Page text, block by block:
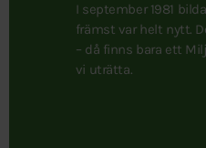
I september 1981
främst var helt nytt.
– då finns bara ett
vi uträtta.